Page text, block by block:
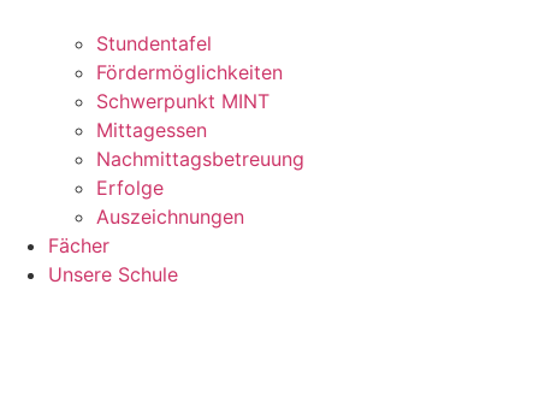
Stundentafel
Fördermöglichkeiten
Schwerpunkt MINT
Mittagessen
Nachmittagsbetreuung
Erfolge
Auszeichnungen
Fächer
Unsere Schule